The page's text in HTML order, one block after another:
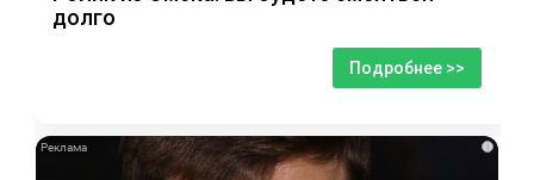
долго
Подробнее >>
i